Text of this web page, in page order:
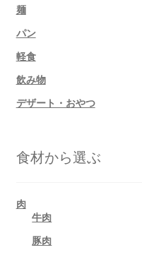
麺
パン
軽食
飲み物
デザート・おやつ
食材から選ぶ
肉
牛肉
豚肉